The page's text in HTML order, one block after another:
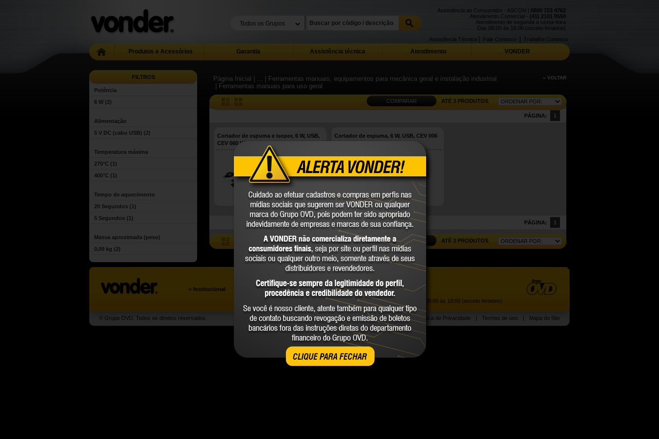
CLIQUE PARA FECHAR
Assistência ao Consumidor - ASCON | 0800 723 4762
Atendimento Comercial - (41) 2101 0550
Atendimento de segunda a sexta-feira
Das 08:00 às 18:00 (exceto feriados)
Trabalhe Conosco
Fale Conosco
Assistência Técnica
Produtos e Acessórios Garantia Assistência técnica Atendimento VONDER
FILTROS
Potência
6 W (2)
Alimentação
5 V DC (cabo USB) (2)
Temperatura máxima
270°C (1)
400°C (1)
Tempo de aquecimento
20 Segundos (1)
5 Segundos (1)
Massa aproximada (peso)
0,09 kg (2)
Página Inicial | ...
| Ferramentas manuais, equipamentos para mecânica geral e instalação industrial
| Ferramentas manuais para uso geral
« VOLTAR
COMPARAR ATÉ 3 PRODUTOS
PÁGINA: 1
Cortador de espuma e isopor, 6 W, USB,
CEV 060 VONDER
74.65.006.003
VONDER
Cortador de espuma, 6 W, USB, CEV 006
74.65.006.002
VONDER
PÁGINA: 1
COMPARAR ATÉ 3 PRODUTOS
» Institucional Trabalhe Conosco
Assistência ao Consumidor |0800 723 4762
Atendimento Comercial: |(41) 2101 0550
Atendimento de segunda a sexta-feira, das 08:00 às 18:00 (exceto feriados)
© Grupo OVD. Todos os direitos reservados. Política de Privacidade | Termos de uso | Mapa do Site